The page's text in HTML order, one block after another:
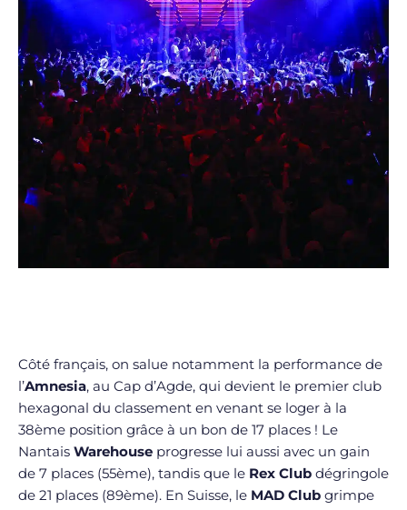
Côté français, on salue notamment la performance de
l’Amnesia, au Cap d’Agde, qui devient le premier club
hexagonal du classement en venant se loger à la
38ème position grâce à un bon de 17 places ! Le
Nantais Warehouse progresse lui aussi avec un gain
de 7 places (55ème), tandis que le Rex Club dégringole
de 21 places (89ème). En Suisse, le MAD Club grimpe